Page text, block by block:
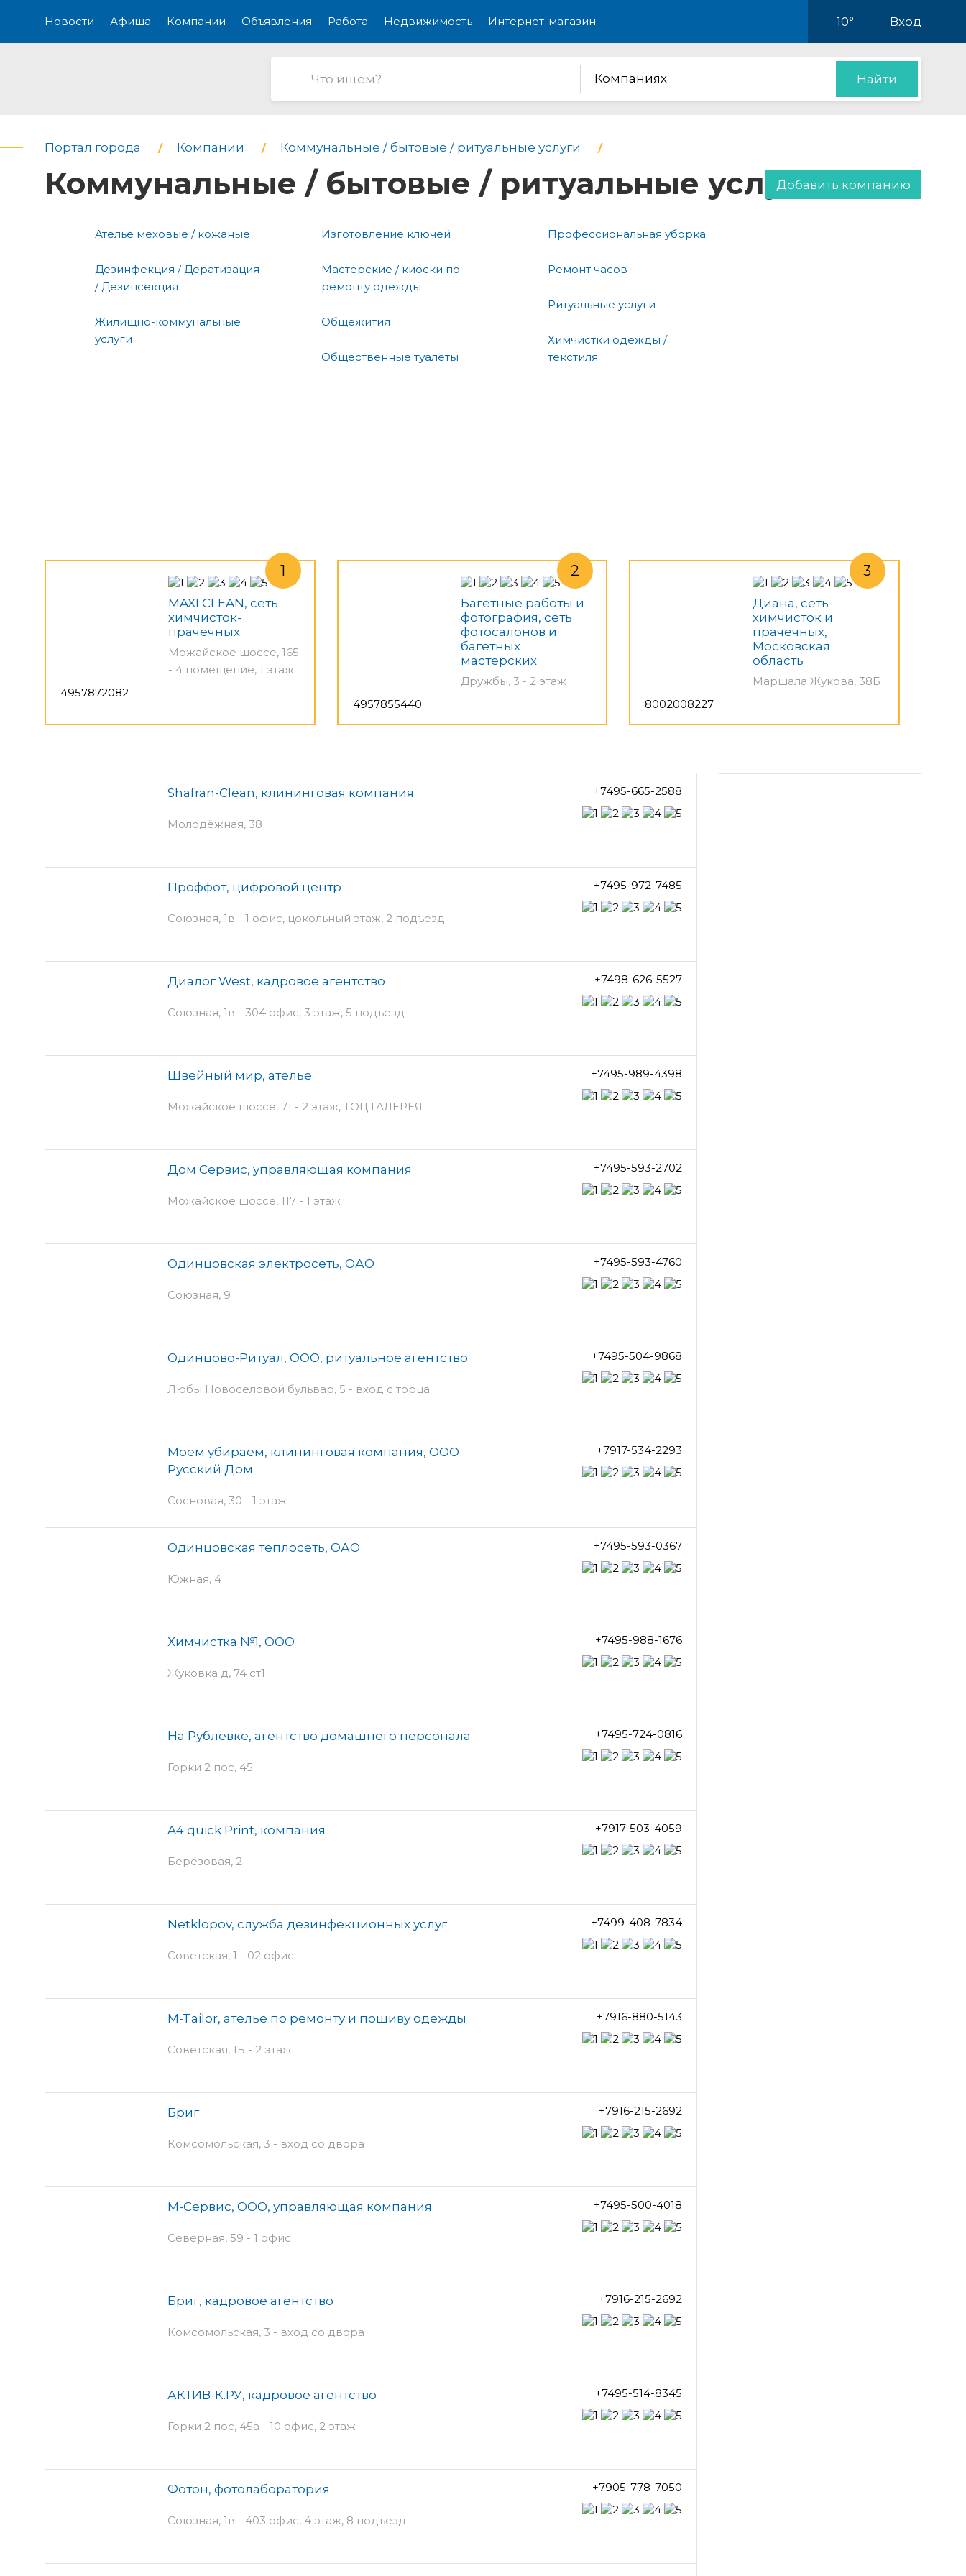
Новости Афиша Компании Объявления Работа Недвижимость Интернет-магазин 10° Вход
Компаниях Найти
Портал города Компании Коммунальные / бытовые / ритуальные услуги
Коммунальные / бытовые / ритуальные услугиДобавить компанию
Ателье меховые / кожаные
Дезинфекция / Дератизация
/ Дезинсекция
Жилищно-коммунальные
услуги
Изготовление ключей
Мастерские / киоски по
ремонту одежды
Общежития
Общественные туалеты
Профессиональная уборка
Ремонт часов
Ритуальные услуги
Химчистки одежды /
текстиля
MAXI CLEAN, сеть
химчисток-
прачечных
Можайское шоссе, 165
- 4 помещение, 1 этаж
4957872082
Багетные работы и
фотография, сеть
фотосалонов и
багетных
мастерских
Дружбы, 3 - 2 этаж
4957855440
Диана, сеть
химчисток и
прачечных,
Московская
область
Маршала Жукова, 38Б
8002008227
Shafran-Clean, клининговая компания
Молодёжная, 38
+7495-665-2588
Проффот, цифровой центр
Союзная, 1в - 1 офис, цокольный этаж, 2 подъезд
+7495-972-7485
Диалог West, кадровое агентство
Союзная, 1в - 304 офис, 3 этаж, 5 подъезд
+7498-626-5527
Швейный мир, ателье
Можайское шоссе, 71 - 2 этаж, ТОЦ ГАЛЕРЕЯ
+7495-989-4398
Дом Сервис, управляющая компания
Можайское шоссе, 117 - 1 этаж
+7495-593-2702
Одинцовская электросеть, ОАО
Союзная, 9
+7495-593-4760
Одинцово-Ритуал, ООО, ритуальное агентство
Любы Новоселовой бульвар, 5 - вход с торца
+7495-504-9868
Моем убираем, клининговая компания, ООО
Русский Дом
Сосновая, 30 - 1 этаж
+7917-534-2293
Одинцовская теплосеть, ОАО
Южная, 4
+7495-593-0367
Химчистка №1, ООО
Жуковка д, 74 ст1
+7495-988-1676
На Рублевке, агентство домашнего персонала
Горки 2 пос, 45
+7495-724-0816
A4 quick Print, компания
Берёзовая, 2
+7917-503-4059
Netklopov, служба дезинфекционных услуг
Советская, 1 - 02 офис
+7499-408-7834
M-Tailor, ателье по ремонту и пошиву одежды
Советская, 1Б - 2 этаж
+7916-880-5143
Бриг
Комсомольская, 3 - вход со двора
+7916-215-2692
М-Сервис, ООО, управляющая компания
Северная, 59 - 1 офис
+7495-500-4018
Бриг, кадровое агентство
Комсомольская, 3 - вход со двора
+7916-215-2692
АКТИВ-К.РУ, кадровое агентство
Горки 2 пос, 45а - 10 офис, 2 этаж
+7495-514-8345
Фотон, фотолаборатория
Союзная, 1в - 403 офис, 4 этаж, 8 подъезд
+7905-778-7050